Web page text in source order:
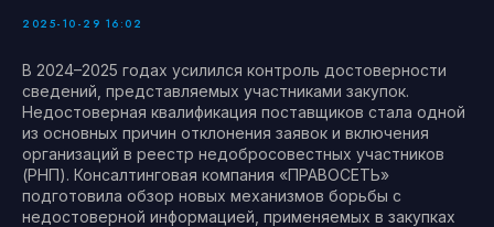
2025-10-29 16:02
В 2024–2025 годах усилился контроль достоверности
сведений, представляемых участниками закупок.
Недостоверная квалификация поставщиков стала одной
из основных причин отклонения заявок и включения
организаций в реестр недобросовестных участников
(РНП). Консалтинговая компания «ПРАВОСЕТЬ»
подготовила обзор новых механизмов борьбы с
недостоверной информацией, применяемых в закупках